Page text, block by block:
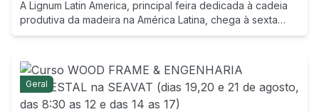
A Lignum Latin America, principal feira dedicada à cadeia
produtiva da madeira na América Latina, chega à sexta
edição em 2026 celebrando um marco histórico: 10 anos
Geral